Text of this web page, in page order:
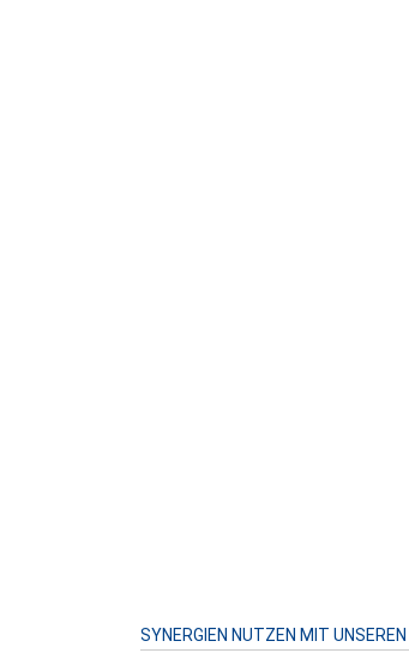
SYNERGIEN NUTZEN MIT